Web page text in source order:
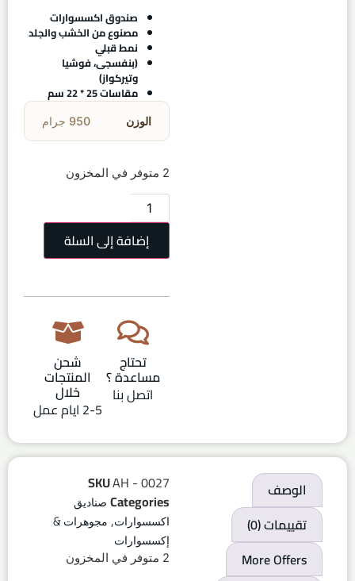
صندوق اكسسوارات
مصنوع من الخشب والجلد
نمط قبلي
(بنفسجى، فوشيا
وتيركواز)
مقاسات 25 * 22 سم
الوزن 950 جرام
2 متوفر في المخزون
إضافة إلى السلة
تحتاج
مساعدة ؟
اتصل بنا
شحن
المنتجات
خلال
2-5 ايام عمل
الوصف
تقييمات (0)
More Offers
SKUAH - 0027
Categories صناديق
اكسسوارات, مجوهرات &
إكسسوارات
2 متوفر في المخزون